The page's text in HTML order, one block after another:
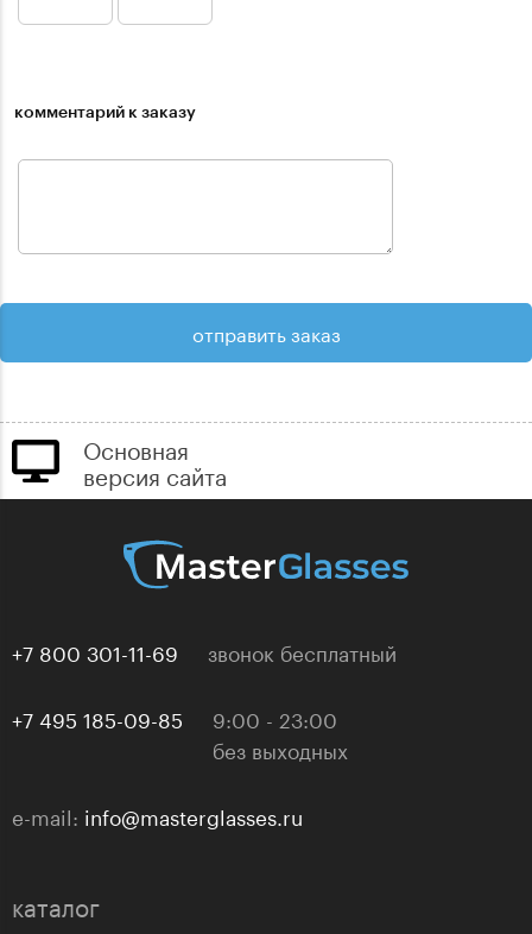
комментарий к заказу
Основная
версия сайта
+7 800 301-11-69 звонок бесплатный
+7 495 185-09-85
9:00 - 23:00
без выходных
e-mail: info@masterglasses.ru
каталог